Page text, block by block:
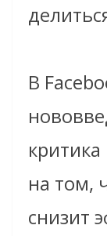
В
на том,
снизит